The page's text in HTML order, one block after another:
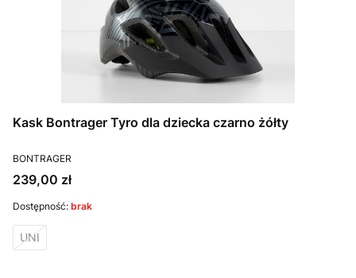
Kask Bontrager Tyro dla dziecka czarno żółty
PRODUCENT
BONTRAGER
Cena
239,00 zł
Dostępność: brak
UNI